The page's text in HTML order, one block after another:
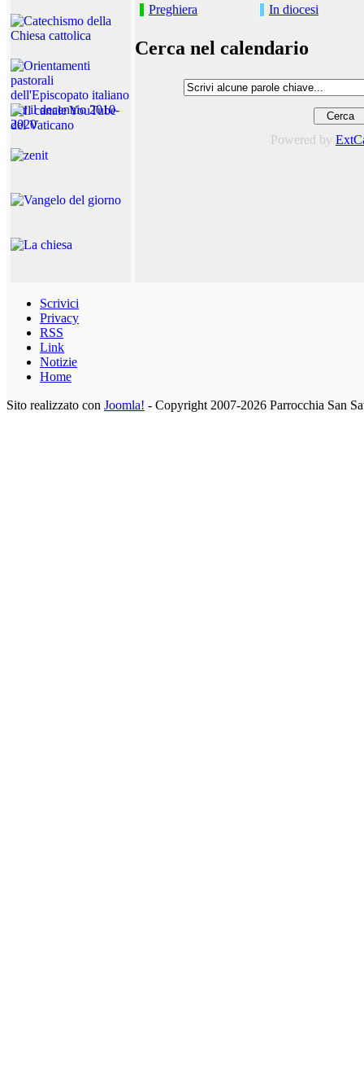
Preghiera
In diocesi
Cerca nel calendario
Powered by
Scrivici
Privacy
RSS
Link
Notizie
Home
Sito realizzato con Joomla! - Copyright 2007-2026 Parrocchia San